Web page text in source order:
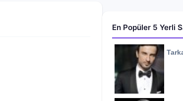
En Popüler 5 Yerli